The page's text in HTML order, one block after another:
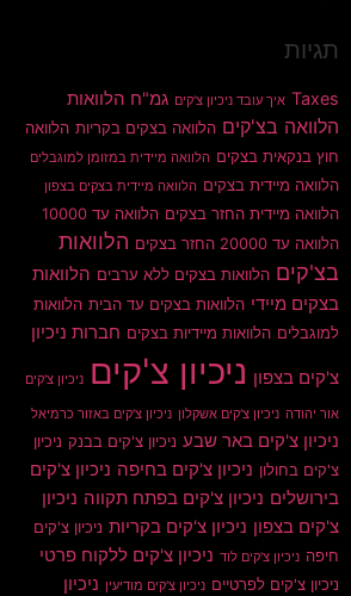
תגיות
Taxes איך עובד ניכיון צ'קים גמ"ח הלוואות
הלוואה בצ'קים הלוואה בצקים בקריות הלוואה
חוץ בנקאית בצקים הלוואה מיידית במזומן למוגבלים
הלוואה מיידית בצקים הלוואה מיידית בצקים בצפון
הלוואה מיידית החזר בצקים הלוואה עד 10000
הלוואה עד 20000 החזר בצקים
הלוואות
בצ'קים הלוואות בצקים ללא ערבים הלוואות
בצקים מיידי הלוואות בצקים עד הבית הלוואות
למוגבלים הלוואות מיידיות בצקים חברות ניכיון
צ'קים בצפון ניכיון צ'קים ניכיון צ'קים
אור יהודה ניכיון צ'קים אשקלון ניכיון צ'קים באזור כרמיאל
ניכיון צ'קים באר שבע ניכיון צ'קים בבנק ניכיון
צ'קים בחולון ניכיון צ'קים בחיפה ניכיון צ'קים
בירושלים ניכיון צ'קים בפתח תקווה ניכיון
צ'קים בצפון ניכיון צ'קים בקריות ניכיון צ'קים
חיפה ניכיון צ'קים לוד ניכיון צ'קים ללקוח פרטי
ניכיון צ'קים לפרטיים ניכיון צ'קים מודיעין ניכיון